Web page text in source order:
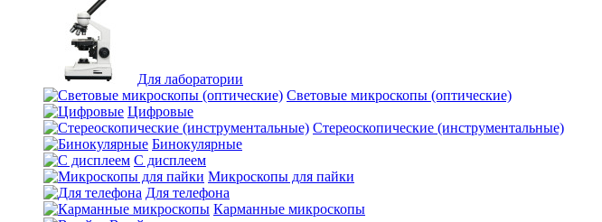
Для лаборатории
Световые микроскопы (оптические)
Цифровые
Стереоскопические (инструментальные)
Бинокулярные
С дисплеем
Микроскопы для пайки
Для телефона
Карманные микроскопы